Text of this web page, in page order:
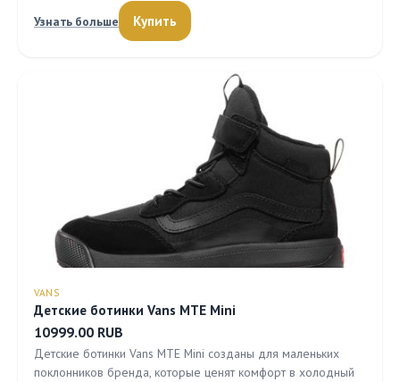
Узнать больше
Купить
VANS
Детские ботинки Vans MTE Mini
10999.00 RUB
Детские ботинки Vans MTE Mini созданы для маленьких
поклонников бренда, которые ценят комфорт в холодный